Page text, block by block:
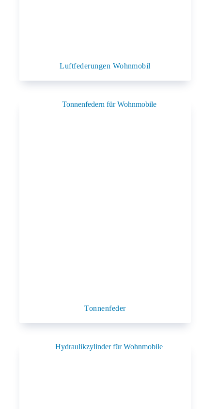
Luftfederungen Wohnmobil
Tonnenfeder